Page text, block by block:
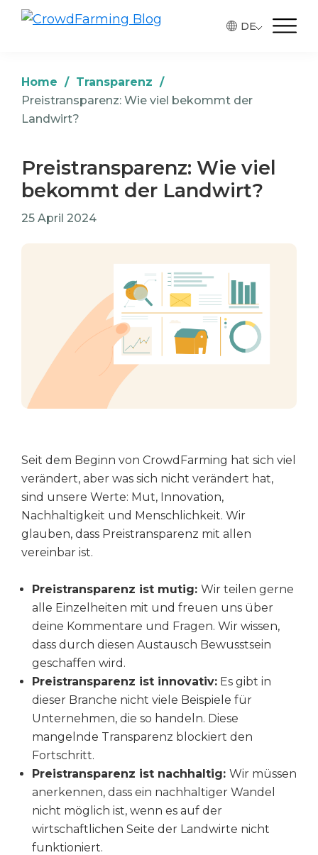
Skip
Skip
Skip
temporada
agricultor
DE
Home / Transparenz /
Preistransparenz: Wie viel bekommt der
Landwirt?
Preistransparenz: Wie viel
bekommt der Landwirt?
25 April 2024
Seit dem Beginn von CrowdFarming hat sich viel
verändert, aber was sich nicht verändert hat,
sind unsere Werte: Mut, Innovation,
Nachhaltigkeit und Menschlichkeit. Wir
glauben, dass Preistransparenz mit allen
vereinbar ist.
Preistransparenz ist mutig: Wir teilen gerne
alle Einzelheiten mit und freuen uns über
deine Kommentare und Fragen. Wir wissen,
dass durch diesen Austausch Bewusstsein
geschaffen wird.
Preistransparenz ist innovativ: Es gibt in
dieser Branche nicht viele Beispiele für
Unternehmen, die so handeln. Diese
mangelnde Transparenz blockiert den
Fortschritt.
Preistransparenz ist nachhaltig: Wir müssen
anerkennen, dass ein nachhaltiger Wandel
nicht möglich ist, wenn es auf der
wirtschaftlichen Seite der Landwirte nicht
funktioniert.